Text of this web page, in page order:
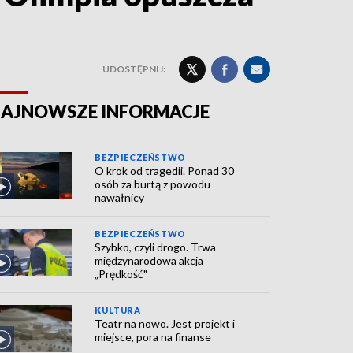
UDOSTĘPNIJ:
INFORMACJE
BEZPIECZEŃSTWO
O krok od tragedii. Ponad 30
osób za burtą z powodu
nawałnicy
BEZPIECZEŃSTWO
Szybko, czyli drogo. Trwa
międzynarodowa akcja
„Prędkość"
KULTURA
Teatr na nowo. Jest projekt i
miejsce, pora na finanse